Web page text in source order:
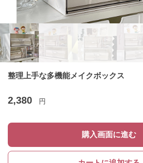
整理上手な多機能メイクボックス
2,380 円
購入画面に進む